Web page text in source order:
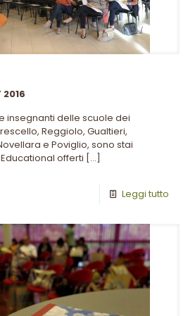
2016
insegnanti delle scuole dei
Reggiolo, Gualtieri,
e Poviglio, sono stai
offerti […]
Leggi tutto